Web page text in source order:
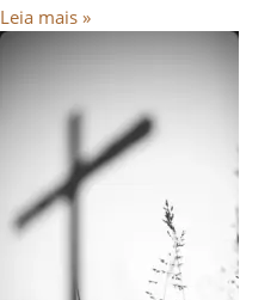
Leia mais »